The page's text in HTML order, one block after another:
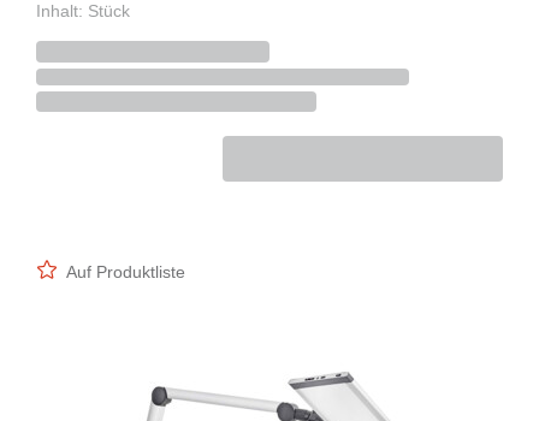
Inhalt: Stück
Auf Produktliste